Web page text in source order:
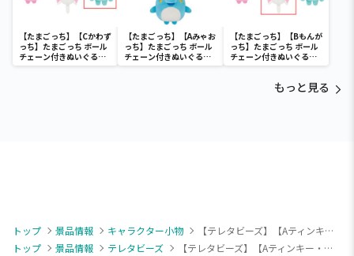
【たまごっち】【Cかわず
っち】たまごっち ボール
チェーン付きぬいぐるみ
～Tamagotchi
【たまごっち】【Aみゃお
っち】たまごっち ボール
チェーン付きぬいぐるみ
～Tamagotchi
【たまごっち】【Bもんが
っち】たまごっち ボール
チェーン付きぬいぐるみ
～Tamagotchi
もっと見る
トップ 景品情報 キャラクター小物
【テレタビーズ】【Aティンキー・ウィンキー】テレタビーズ パステルデフォルメマスコット
トップ
景品情報 テレタビーズ 【テレタビーズ】【Aティンキー・ウィンキー】テレタビーズ パステルデフォルメマスコット